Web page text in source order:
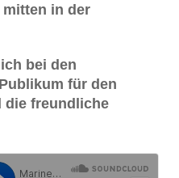
mitten in der
bei den
für den
die freundliche